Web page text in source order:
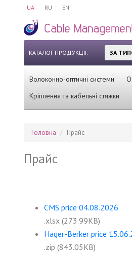
UA RU EN
КАТАЛОГ ПРОДУКЦІЇ: ЗА
Волоконно-оптичні системи
Кріплення та кабельні стяжки
Головна Прайс
Прайс
CMS price 04.08.2026
.xlsx (273.99KB)
Hager-Berker price
.zip (843.05KB)